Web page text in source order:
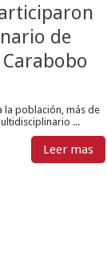
de
la población, más de
...
Leer mas